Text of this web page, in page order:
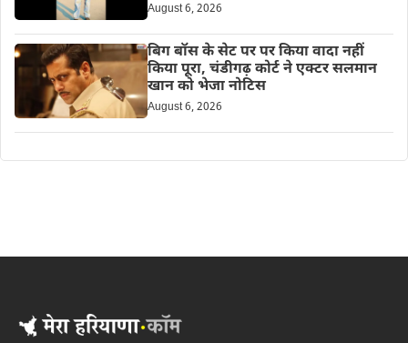
August 6, 2026
बिग बॉस के सेट पर पर किया वादा नहीं
किया पूरा, चंडीगढ़ कोर्ट ने एक्टर सलमान
खान को भेजा नोटिस
August 6, 2026